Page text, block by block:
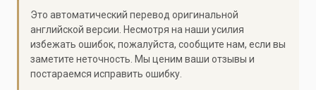
Это автоматический перевод оригинальной
английской версии. Несмотря на наши усилия
избежать ошибок, пожалуйста, сообщите нам, если вы
заметите неточность. Мы ценим ваши отзывы и
постараемся исправить ошибку.